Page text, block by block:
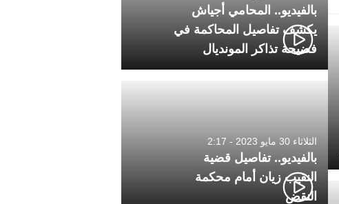
بالفيديو.. المحامي أجياش
يكشف تفاصيل المحاكمة في
فضيحة تذاكر المونديال
الثلاثاء 30 مايو 2023 - 2:17
بالفيديو.. تفاصيل قضية
النقيب زيان أمام محكمة
النقض